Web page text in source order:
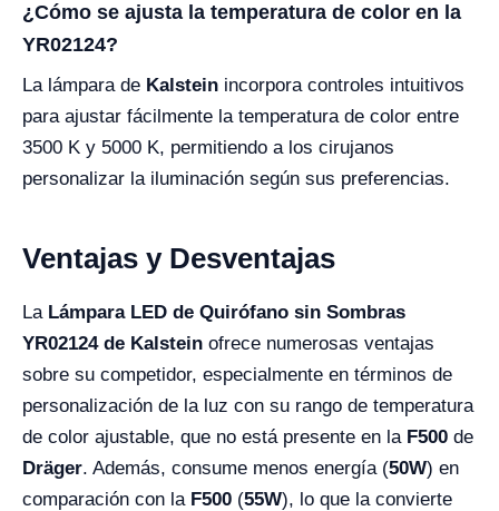
¿Cómo se ajusta la temperatura de color en la
YR02124?
La lámpara de Kalstein incorpora controles intuitivos
para ajustar fácilmente la temperatura de color entre
3500 K y 5000 K, permitiendo a los cirujanos
personalizar la iluminación según sus preferencias.
Ventajas y Desventajas
La Lámpara LED de Quirófano sin Sombras
YR02124 de Kalstein ofrece numerosas ventajas
sobre su competidor, especialmente en términos de
personalización de la luz con su rango de temperatura
de color ajustable, que no está presente en la F500 de
Dräger. Además, consume menos energía (50W) en
comparación con la F500 (55W), lo que la convierte